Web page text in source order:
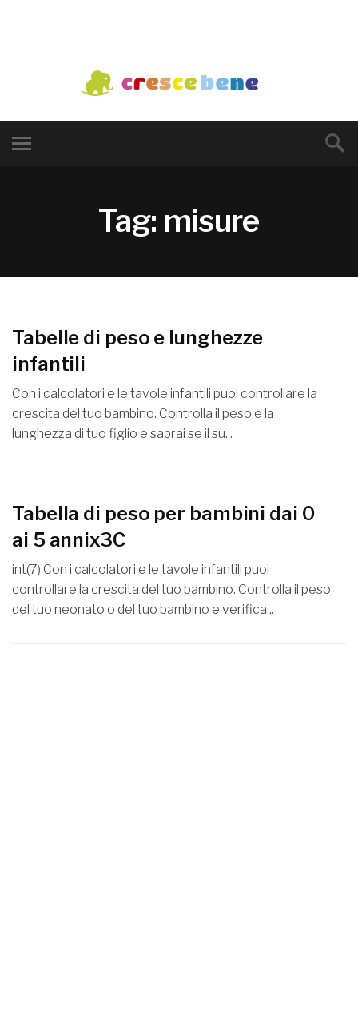
Tag: misure
Tabelle di peso e lunghezze
infantili
Con i calcolatori e le tavole infantili puoi controllare la
crescita del tuo bambino. Controlla il peso e la
lunghezza di tuo figlio e saprai se il su...
Tabella di peso per bambini dai 0
ai 5 annix3C
int(7) Con i calcolatori e le tavole infantili puoi
controllare la crescita del tuo bambino. Controlla il peso
del tuo neonato o del tuo bambino e verifica...